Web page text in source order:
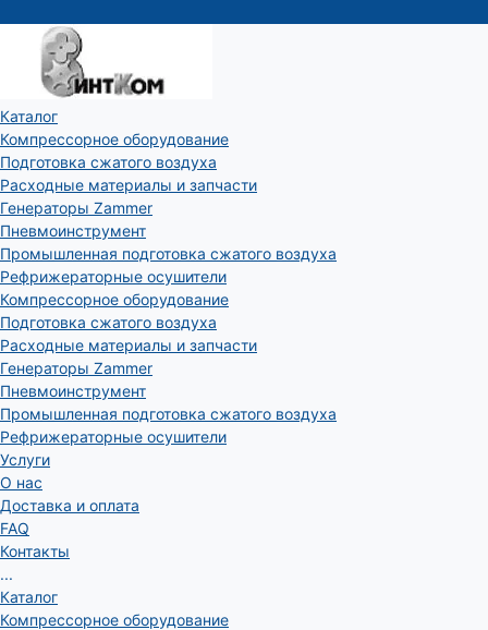
Каталог
Компрессорное оборудование
Подготовка сжатого воздуха
Расходные материалы и запчасти
Генераторы Zammer
Пневмоинструмент
Промышленная подготовка сжатого воздуха
Рефрижераторные осушители
Компрессорное оборудование
Подготовка сжатого воздуха
Расходные материалы и запчасти
Генераторы Zammer
Пневмоинструмент
Промышленная подготовка сжатого воздуха
Рефрижераторные осушители
Услуги
О нас
Доставка и оплата
FAQ
Контакты
...
Каталог
Компрессорное оборудование